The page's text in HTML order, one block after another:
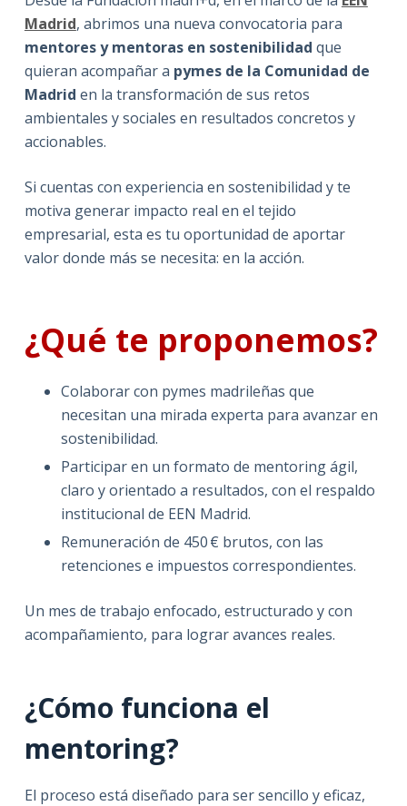
Madrid, abrimos una nueva convocatoria para
mentores y mentoras en sostenibilidad que
quieran acompañar a pymes de la Comunidad de
Madrid en la transformación de sus retos
ambientales y sociales en resultados concretos y
accionables.
Si cuentas con experiencia en sostenibilidad y te
motiva generar impacto real en el tejido
empresarial, esta es tu oportunidad de aportar
valor donde más se necesita: en la acción.
¿Qué te proponemos?
Colaborar con pymes madrileñas que
necesitan una mirada experta para avanzar en
sostenibilidad.
Participar en un formato de mentoring ágil,
claro y orientado a resultados, con el respaldo
institucional de EEN Madrid.
Remuneración de 450 € brutos, con las
retenciones e impuestos correspondientes.
Un mes de trabajo enfocado, estructurado y con
acompañamiento, para lograr avances reales.
¿Cómo funciona el
mentoring?
El proceso está diseñado para ser sencillo y eficaz,